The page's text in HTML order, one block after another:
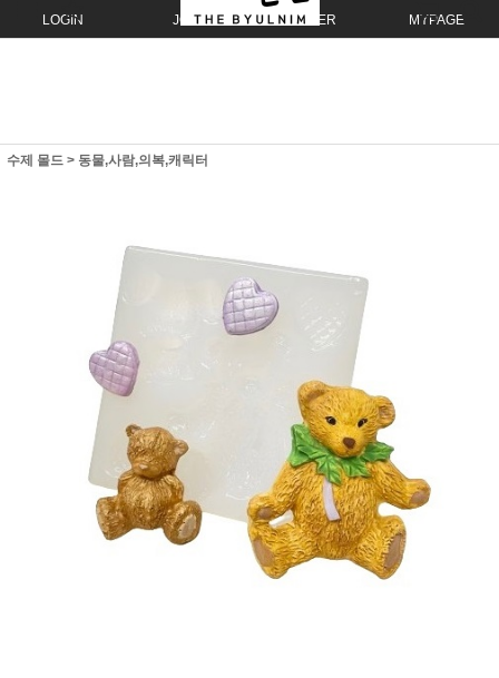
LOGIN JOIN ORDER MYPAGE
수제 몰드 > 동물,사람,의복,캐릭터